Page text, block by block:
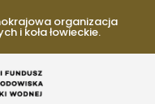
organizacja
i koła łowieckie.